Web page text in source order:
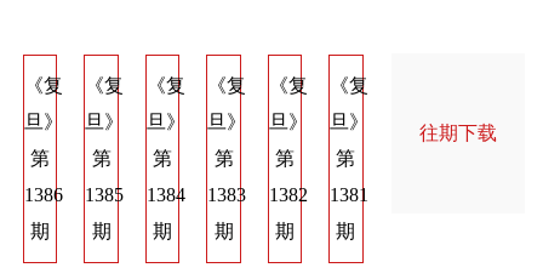
《复
旦》
第
1386
期
《复
旦》
第
1385
期
《复
旦》
第
1384
期
《复
旦》
第
1383
期
《复
旦》
第
1382
期
《复
旦》
第
1381
期
旦》
往期下载